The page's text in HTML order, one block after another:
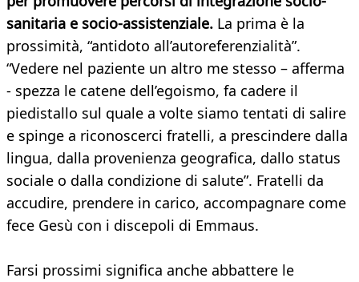
sanitaria e socio-assistenziale. La prima è la
prossimità, “antidoto all’autoreferenzialità”.
“Vedere nel paziente un altro me stesso – afferma
- spezza le catene dell’egoismo, fa cadere il
piedistallo sul quale a volte siamo tentati di salire
e spinge a riconoscerci fratelli, a prescindere dalla
lingua, dalla provenienza geografica, dallo status
sociale o dalla condizione di salute”. Fratelli da
accudire, prendere in carico, accompagnare come
fece Gesù con i discepoli di Emmaus.
Farsi prossimi significa anche abbattere le